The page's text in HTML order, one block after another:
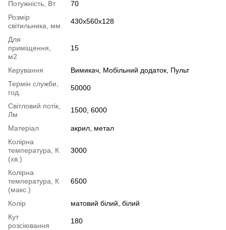
Потужність, Вт
70
Розмір
світильника, мм
430x560x128
Для
приміщення,
м2
15
Керування
Вимикач, Мобільний додаток, Пульт
Термін служби,
год.
50000
Світловий потік,
Лм
1500, 6000
Матеріал
акрил, метал
Колірна
температура, К
(хв.)
3000
Колірна
температура, К
(макс.)
6500
Колір
матовий білий, білий
Кут
розсіювання
180